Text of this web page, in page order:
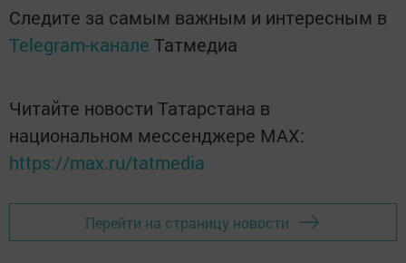
Следите за самым важным и интересным в
Telegram-канале Татмедиа
Читайте новости Татарстана в
национальном мессенджере MАХ:
https://max.ru/tatmedia
Перейти на страницу новости